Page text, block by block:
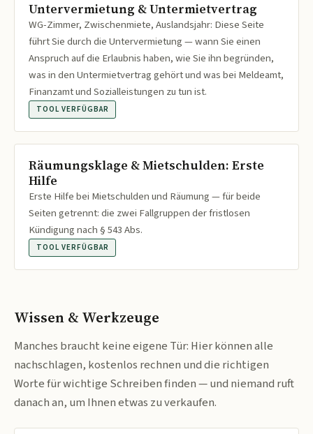
Untervermietung & Untermietvertrag
WG-Zimmer, Zwischenmiete, Auslandsjahr: Diese Seite
führt Sie durch die Untervermietung — wann Sie einen
Anspruch auf die Erlaubnis haben, wie Sie ihn begründen,
was in den Untermietvertrag gehört und was bei Meldeamt,
Finanzamt und Sozialleistungen zu tun ist.
TOOL VERFÜGBAR
Räumungsklage & Mietschulden: Erste
Hilfe
Erste Hilfe bei Mietschulden und Räumung — für beide
Seiten getrennt: die zwei Fallgruppen der fristlosen
Kündigung nach § 543 Abs.
TOOL VERFÜGBAR
Wissen & Werkzeuge
Manches braucht keine eigene Tür: Hier können alle
nachschlagen, kostenlos rechnen und die richtigen
Worte für wichtige Schreiben finden — und niemand ruft
danach an, um Ihnen etwas zu verkaufen.